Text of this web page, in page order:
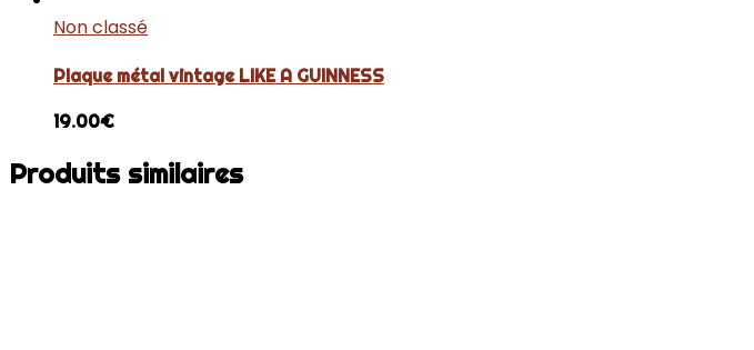
Non classé
Plaque métal vintage LIKE A GUINNESS
19.00€
Produits similaires